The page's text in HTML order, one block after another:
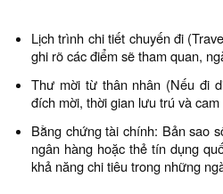
Lịch trình chi tiết chuyến đi
ghi rõ các điểm sẽ tham quan,
Thư mời từ thân nhân (Nếu đi
đích mời, thời gian lưu trú và
Bằng chứng tài chính: Bản sao
ngân hàng hoặc thẻ tín dụng
khả năng chi tiêu trong những